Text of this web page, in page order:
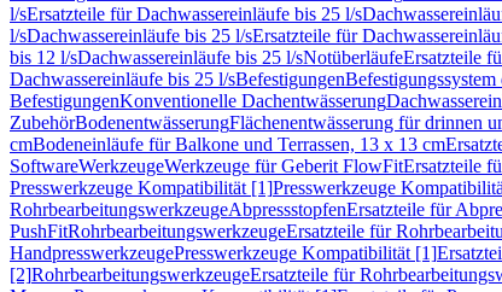
l/sErsatzteile für Dachwassereinläufe bis 25 l/s
l/sDachwassereinläufe bis 25 l/sErsatzteile für
bis 12 l/sDachwassereinläufe bis 25 l/sNotüberläufeErsatzteile
Dachwassereinläufe bis 25 l/sBefestigungen
BefestigungenKonventionelle Dachentwässerung
ZubehörBodenentwässerungFlächenentwässerung für drinnen
cmBodeneinläufe für Balkone und Terrassen, 13 x 13 cm
SoftwareWerkzeugeWerkzeuge für Geberit FlowFitErsatzteile
Presswerkzeuge Kompatibilität [1]Presswerkzeuge
RohrbearbeitungswerkzeugeAbpressstopfenErsatzteile für
PushFitRohrbearbeitungswerkzeugeErsatzteile für
HandpresswerkzeugePresswerkzeuge Kompatibilität [1]
[2]RohrbearbeitungswerkzeugeErsatzteile für